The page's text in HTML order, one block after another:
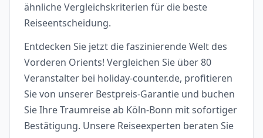
ähnliche Vergleichskriterien für die beste
Reiseentscheidung.
Entdecken Sie jetzt die faszinierende Welt des
Vorderen Orients! Vergleichen Sie über 80
Veranstalter bei holiday-counter.de, profitieren
Sie von unserer Bestpreis-Garantie und buchen
Sie Ihre Traumreise ab Köln-Bonn mit sofortiger
Bestätigung. Unsere Reiseexperten beraten Sie